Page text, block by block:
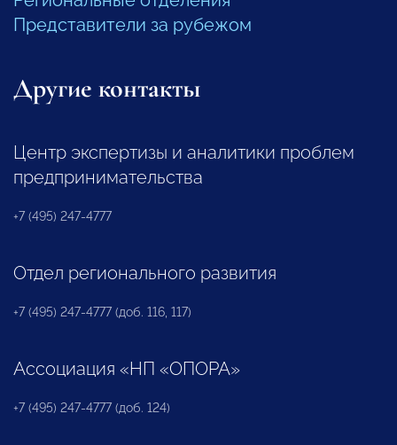
Представители за рубежом
Другие контакты
Центр экспертизы и аналитики проблем
предпринимательства
+7 (495) 247-4777
Отдел регионального развития
+7 (495) 247-4777 (доб. 116, 117)
Ассоциация «НП «ОПОРА»
+7 (495) 247-4777 (доб. 124)